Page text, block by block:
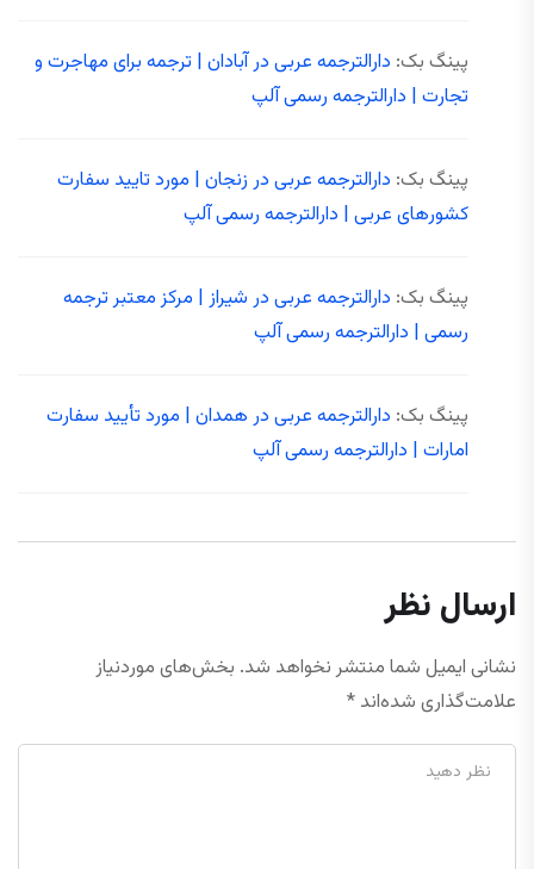
پینگ بک: دارالترجمه عربی در آبادان | ترجمه برای مهاجرت و
تجارت | دارالترجمه رسمی آلپ
پینگ بک: دارالترجمه عربی در زنجان | مورد تایید سفارت
کشورهای عربی | دارالترجمه رسمی آلپ
پینگ بک: دارالترجمه عربی در شیراز | مرکز معتبر ترجمه
رسمی | دارالترجمه رسمی آلپ
پینگ بک: دارالترجمه عربی در همدان | مورد تأیید سفارت
امارات | دارالترجمه رسمی آلپ
ارسال نظر
نشانی ایمیل شما منتشر نخواهد شد. بخش‌های موردنیاز
علامت‌گذاری شده‌اند *